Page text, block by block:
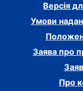
Версія
Умови
Заява про
Про